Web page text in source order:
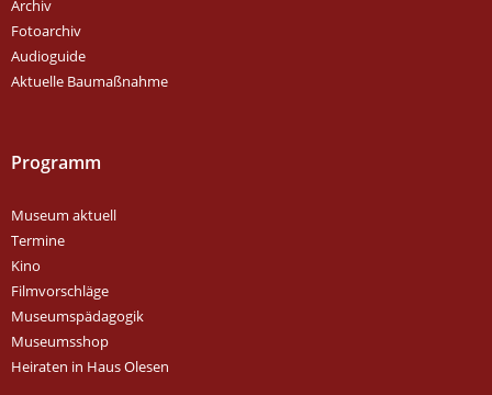
Archiv
Fotoarchiv
Audioguide
Aktuelle Baumaßnahme
Programm
Museum aktuell
Termine
Kino
Filmvorschläge
Museumspädagogik
Museumsshop
Heiraten in Haus Olesen